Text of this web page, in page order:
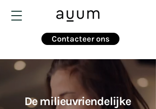
Contacteer ons
De milieuvriendelijke